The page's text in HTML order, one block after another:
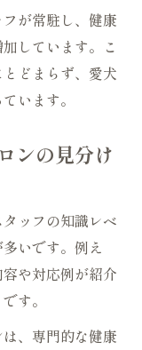
が常駐し、健康
しています。こ
どまらず、愛犬
います。
ンの見分け
ッフの知識レベ
いです。例え
や対応例が紹介
す。
、専門的な健康